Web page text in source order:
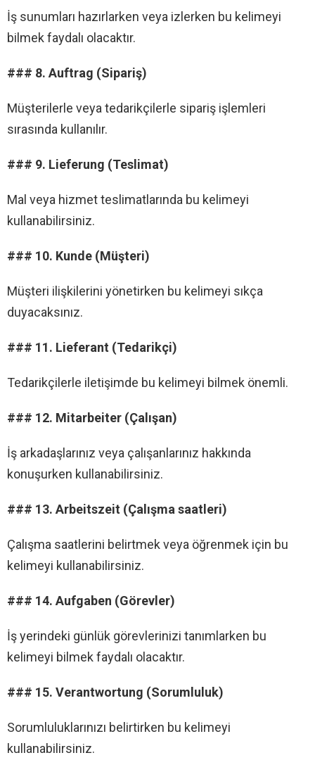
İş sunumları hazırlarken veya izlerken bu kelimeyi
bilmek faydalı olacaktır.
### 8. Auftrag (Sipariş)
Müşterilerle veya tedarikçilerle sipariş işlemleri
sırasında kullanılır.
### 9. Lieferung (Teslimat)
Mal veya hizmet teslimatlarında bu kelimeyi
kullanabilirsiniz.
### 10. Kunde (Müşteri)
Müşteri ilişkilerini yönetirken bu kelimeyi sıkça
duyacaksınız.
### 11. Lieferant (Tedarikçi)
Tedarikçilerle iletişimde bu kelimeyi bilmek önemli.
### 12. Mitarbeiter (Çalışan)
İş arkadaşlarınız veya çalışanlarınız hakkında
konuşurken kullanabilirsiniz.
### 13. Arbeitszeit (Çalışma saatleri)
Çalışma saatlerini belirtmek veya öğrenmek için bu
kelimeyi kullanabilirsiniz.
### 14. Aufgaben (Görevler)
İş yerindeki günlük görevlerinizi tanımlarken bu
kelimeyi bilmek faydalı olacaktır.
### 15. Verantwortung (Sorumluluk)
Sorumluluklarınızı belirtirken bu kelimeyi
kullanabilirsiniz.